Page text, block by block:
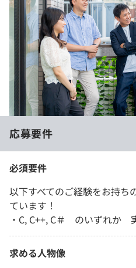
応募要件
必須要件
以下すべてのご経験をお持ち
ています！
・C, C++, C＃ のいずれか
求める人物像